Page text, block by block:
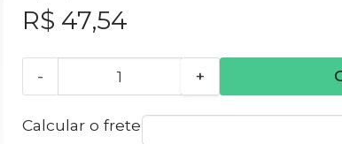
R$ 47,54
- +
Calcular o frete